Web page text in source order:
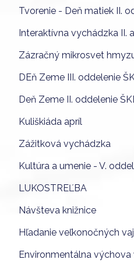
Tvorenie - Deň matiek II.
Interaktívna vychádzka II.
Zázračný mikrosvet
DEň Zeme III. oddelenie
Deň Zeme II. oddelenie
Kuliškiáda apríl
Zážitková vychádzka
Kultúra a umenie - V.
LUKOSTREĽBA
Návšteva knižnice
Hľadanie veľkonočných
Environmentálna výchova